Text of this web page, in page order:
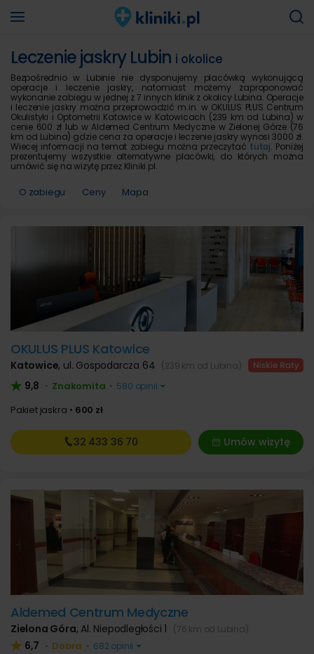
Leczenie jaskry Lubin i okolice
Bezpośrednio w Lubinie nie dysponujemy placówką wykonującą
operacje i leczenie jaskry, natomiast możemy zaproponować
wykonanie zabiegu w jednej z 7 innych klinik z okolicy Lubina. Operacje
i leczenie jaskry można przeprowadzić m.in. w OKULUS PLUS Centrum
Okulistyki i Optometrii Katowice w Katowicach (239 km od Lubina) w
cenie 600 zł lub w Aldemed Centrum Medyczne w Zielonej Górze (76
km od Lubina) gdzie cena za operacje i leczenie jaskry wynosi 3000 zł.
Wiecej informacji na temat zabiegu można przeczytać tutaj. Poniżej
prezentujemy wszystkie alternatywne placówki, do których można
umówić się na wizytę przez Kliniki.pl.
O zabiegu Ceny Mapa
OKULUS PLUS Katowice
Katowice, ul. Gospodarcza 64 (239 km od Lubina)
9,8 • Znakomita • 580 opinii
Pakiet jaskra 600 zł
Umów wizytę
32 433 36 70
Aldemed Centrum Medyczne
Zielona Góra, Al. Niepodległości 1 (76 km od Lubina)
6,7 • Dobra • 682 opinii